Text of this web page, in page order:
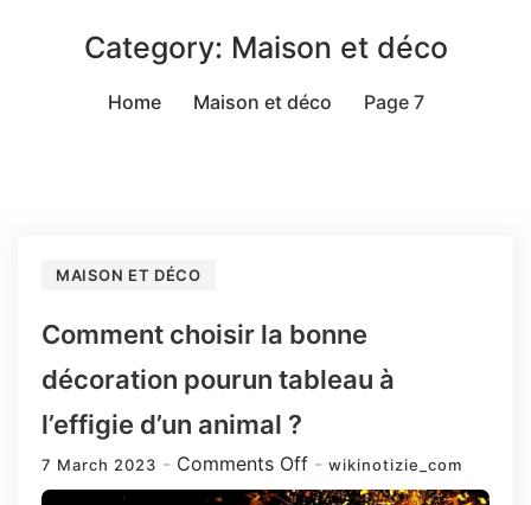
Category: Maison et déco
Home Maison et déco Page 7
MAISON ET DÉCO
Comment choisir la bonne
décoration pourun tableau à
l’effigie d’un animal ?
7 March 2023 Comments Offon
Comment
wikinotizie_com